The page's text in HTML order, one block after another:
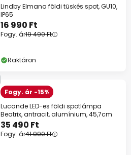
Lindby Elmana földi tüskés spot, GU10,
IP65
16 990 Ft
Fogy. ár19 490 Ft
Raktáron
Fogy. ár -15%
Lucande LED-es földi spotlámpa
Beatrix, antracit, alumínium, 45,7cm
35 490 Ft
Fogy. ár41 990 Ft